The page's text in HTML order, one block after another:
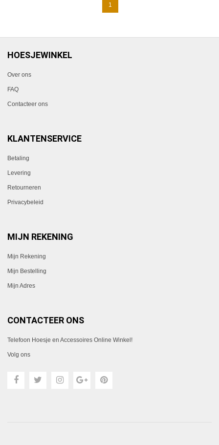
1
HOESJEWINKEL
Over ons
FAQ
Contacteer ons
KLANTENSERVICE
Betaling
Levering
Retourneren
Privacybeleid
MIJN REKENING
Mijn Rekening
Mijn Bestelling
Mijn Adres
CONTACTEER ONS
Telefoon Hoesje en Accessoires Online Winkel!
Volg ons